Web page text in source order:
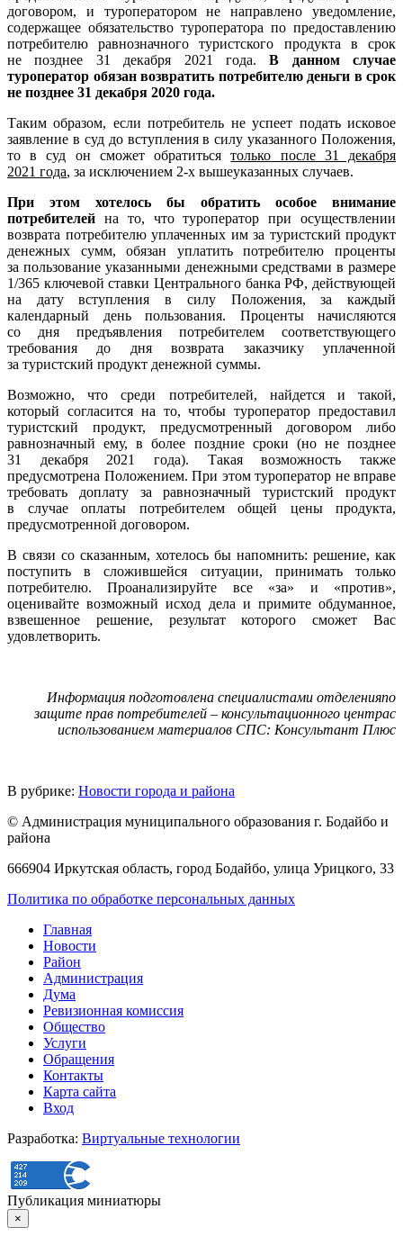
договором, и туроператором не направлено уведомление,
содержащее обязательство туроператора по предоставлению
потребителю равнозначного туристского продукта в срок
не позднее 31 декабря 2021 года.В данном случае
туроператор обязан возвратить потребителю деньги в срок
не позднее 31 декабря 2020 года.
Таким образом, если потребитель не успеет подать исковое
заявление в суд до вступления в силу указанного Положения,
то в суд он сможет обратитьсятолько после 31 декабря
2021 года, за исключением 2-х вышеуказанных случаев.
При этом хотелось бы обратить особое внимание
потребителей на то, что туроператор при осуществлении
возврата потребителю уплаченных им за туристский продукт
денежных сумм, обязан уплатить потребителю проценты
за пользование указанными денежными средствами в размере
1/365 ключевой ставки Центрального банка РФ, действующей
на дату вступления в силу Положения, за каждый
календарный день пользования. Проценты начисляются
со дня предъявления потребителем соответствующего
требования до дня возврата заказчику уплаченной
за туристский продукт денежной суммы.
Возможно, что среди потребителей, найдется и такой,
который согласится на то, чтобы туроператор предоставил
туристский продукт, предусмотренный договором либо
равнозначный ему, в более поздние сроки (но не позднее
31 декабря 2021 года). Такая возможность также
предусмотрена Положением. При этом туроператор не вправе
требовать доплату за равнозначный туристский продукт
в случае оплаты потребителем общей цены продукта,
предусмотренной договором.
В связи со сказанным, хотелось бы напомнить: решение, как
поступить в сложившейся ситуации, принимать только
потребителю. Проанализируйте все «за» и «против»,
оценивайте возможный исход дела и примите обдуманное,
взвешенное решение, результат которого сможет Вас
удовлетворить.
Информация подготовлена специалистами отделенияпо
защите прав потребителей – консультационного центрас
использованием материалов СПС: Консультант Плюс
В рубрике: Новости города и района
© Администрация муниципального образования г. Бодайбо и
района
666904 Иркутская область, город Бодайбо, улица Урицкого, 33
Политика по обработке персональных данных
Главная
Новости
Район
Администрация
Дума
Ревизионная комиссия
Общество
Услуги
Обращения
Контакты
Карта сайта
Вход
Разработка: Виртуальные технологии
Публикация миниатюры
×